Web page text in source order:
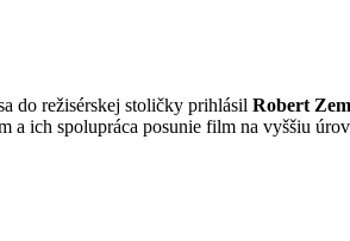
do režisérskej stoličky prihlásil Robert
a ich spolupráca posunie film na vyššiu